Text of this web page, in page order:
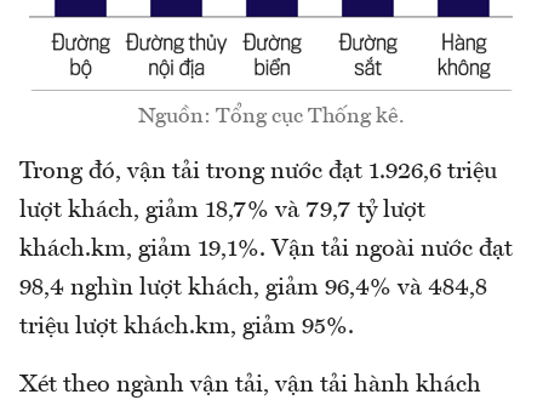
Nguồn: Tổng cục Thống kê.
Trong đó, vận tải trong nước đạt 1.926,6 triệu
lượt khách, giảm 18,7% và 79,7 tỷ lượt
khách.km, giảm 19,1%. Vận tải ngoài nước đạt
98,4 nghìn lượt khách, giảm 96,4% và 484,8
triệu lượt khách.km, giảm 95%.
Xét theo ngành vận tải, vận tải hành khách